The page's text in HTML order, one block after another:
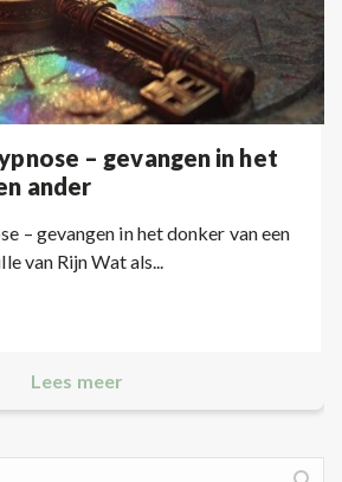
– gevangen in het
ander
– gevangen in het donker van een
van Rijn Wat als...
Lees meer